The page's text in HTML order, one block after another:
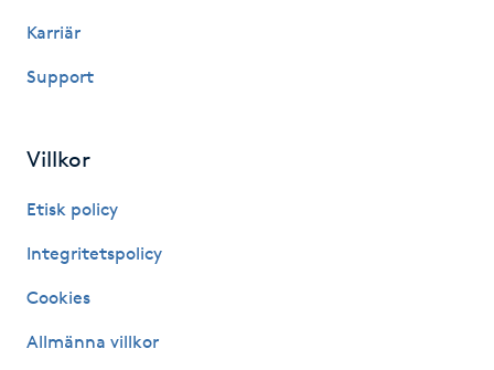
K18
Katun fransar
Keratinbehandling
Karriär
Support
Villkor
Etisk policy
Integritetspolicy
Cookies
Allmänna villkor